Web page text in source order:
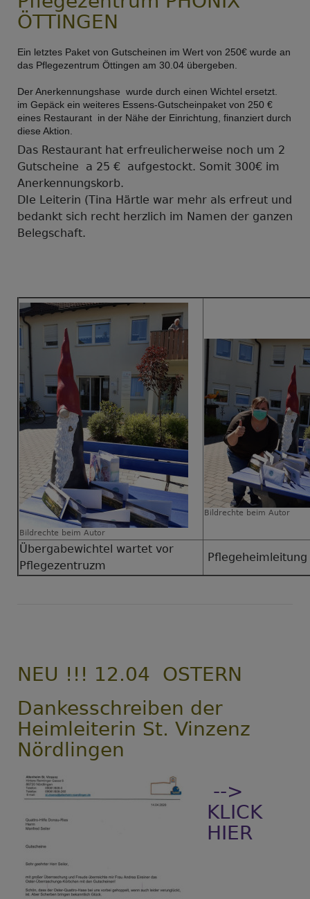
ÖTTINGEN
Ein letztes Paket von Gutscheinen im Wert von 250€ wurde an
das Pflegezentrum Öttingen am 30.04 übergeben.
Der Anerkennungshase wurde durch einen Wichtel ersetzt.
im Gepäck ein weiteres Essens-Gutscheinpaket von 250 €
eines Restaurant in der Nähe der Einrichtung, finanziert durch
diese Aktion.
Das Restaurant hat erfreulicherweise noch um 2
Gutscheine a 25 € aufgestockt. Somit 300€ im
Anerkennungskorb.
DIe Leiterin (Tina Härtle war mehr als erfreut und
bedankt sich recht herzlich im Namen der ganzen
Belegschaft.
Bildrechte beim Autor
Bildrechte beim Autor
Übergabewichtel wartet vor
Pflegezentruzm
NEU !!! 12.04 OSTERN
Dankesschreiben der
Heimleiterin St. Vinzenz
Nördlingen
-->
KLICK
HIER